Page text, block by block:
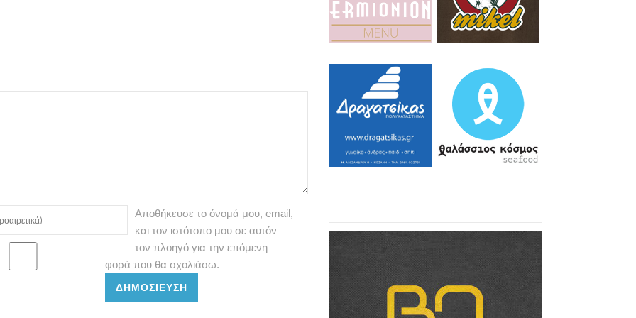
Αποθήκευσε το όνομά μου, email,
και τον ιστότοπο μου σε αυτόν
τον πλοηγό για την επόμενη
φορά που θα σχολιάσω.
ΔΗΜΟΣΊΕΥΣΗ